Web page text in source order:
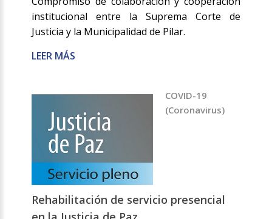
institucional entre la Suprema Corte de
Justicia y la Municipalidad de Pilar.
LEER MÁS
COVID-19
(Coronavirus)
Rehabilitación de servicio presencial